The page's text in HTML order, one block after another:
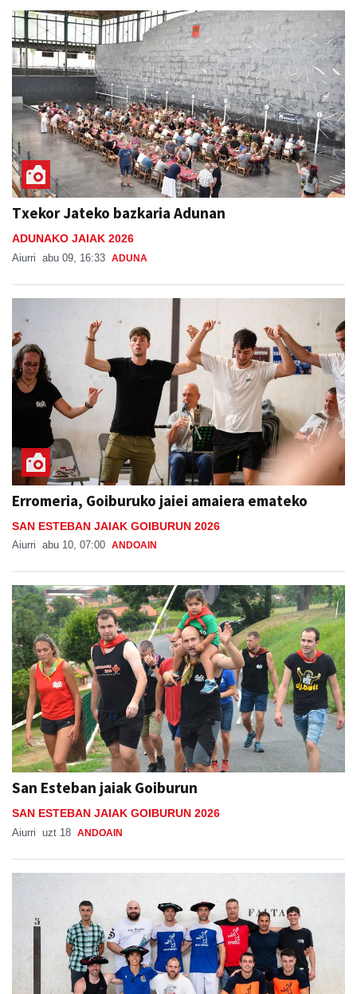
Txekor Jateko bazkaria Adunan
ADUNAKO JAIAK 2026
Aiurri abu 09, 16:33 ADUNA
Erromeria, Goiburuko jaiei amaiera emateko
SAN ESTEBAN JAIAK GOIBURUN 2026
Aiurri abu 10, 07:00 ANDOAIN
San Esteban jaiak Goiburun
SAN ESTEBAN JAIAK GOIBURUN 2026
Aiurri uzt 18 ANDOAIN